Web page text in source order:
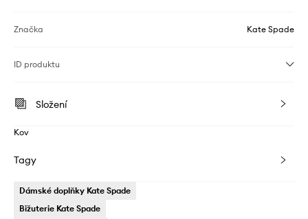
Značka Kate Spade
ID produktu
Složení
Kov
Tagy
Dámské doplňky Kate Spade
Bižuterie Kate Spade